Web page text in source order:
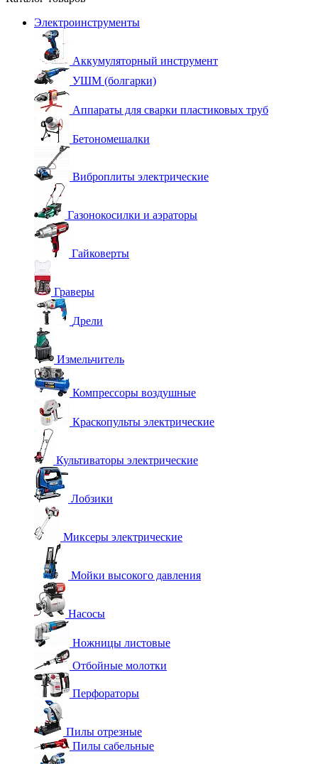
Электроинструменты
Аккумуляторный инструмент
УШМ (болгарки)
Аппараты для сварки пластиковых труб
Бетономешалки
Виброплиты электрические
Газонокосилки и аэраторы
Гайковерты
Граверы
Дрели
Измельчитель
Компрессоры воздушные
Краскопульты электрические
Культиваторы электрические
Лобзики
Миксеры электрические
Мойки высокого давления
Насосы
Ножницы листовые
Отбойные молотки
Перфораторы
Пилы отрезные
Пилы сабельные